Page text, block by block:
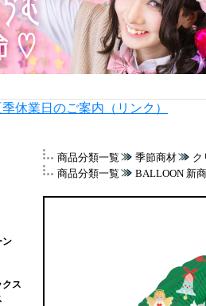
休業日のご案内（リンク）
ン
ス
商品分類一覧 季節商材 ク
商品分類一覧
BALLOON 新